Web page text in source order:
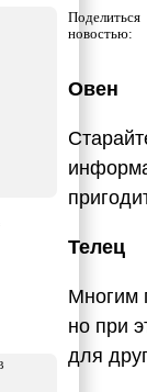
Поделиться
новостью:
Овен
Телец
Многим
но при
для